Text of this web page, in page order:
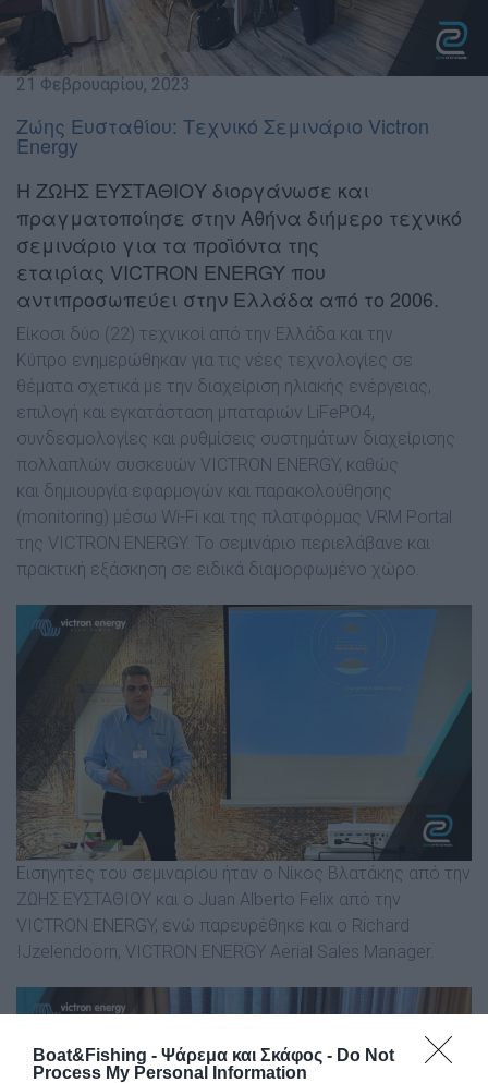
Boat&Fishing - Ψάρεμα και Σκάφος - Do Not
Process My Personal Information
21 Φεβρουαρίου, 2023
Ζώης Ευσταθίου: Τεχνικό Σεμινάριο Victron
Energy
Η ΖΩΗΣ ΕΥΣΤΑΘΙΟΥ διοργάνωσε και
πραγματοποίησε στην Αθήνα διήμερο τεχνικό
σεμινάριο για τα προϊόντα της
εταιρίας VICTRON ENERGY που
αντιπροσωπεύει στην Ελλάδα από το 2006.
Είκοσι δύο (22) τεχνικοί από την Ελλάδα και την
Κύπρο ενημερώθηκαν για τις νέες τεχνολογίες σε
θέματα σχετικά με την διαχείριση ηλιακής ενέργειας,
επιλογή και εγκατάσταση μπαταριών LiFePO4,
συνδεσμολογίες και ρυθμίσεις συστημάτων διαχείρισης
πολλαπλών συσκευών VICTRON ENERGY, καθώς
και δημιουργία εφαρμογών και παρακολούθησης
(monitoring) μέσω Wi-Fi και της πλατφόρμας VRM Portal
της VICTRON ENERGY. Το σεμινάριο περιελάβανε και
πρακτική εξάσκηση σε ειδικά διαμορφωμένο χώρο.
Εισηγητές του σεμιναρίου ήταν ο Νίκος Βλατάκης από την
ΖΩΗΣ ΕΥΣΤΑΘΙΟΥ και ο Juan Alberto Felix από την
VICTRON ENERGY, ενώ παρευρέθηκε και ο Richard
IJzelendoorn, VICTRON ENERGY Aerial Sales Manager.